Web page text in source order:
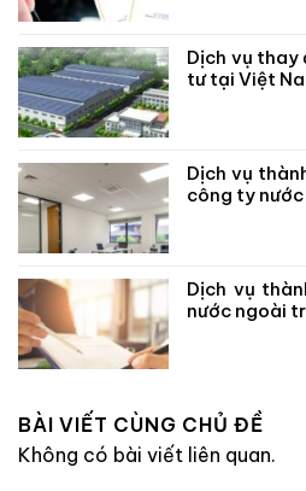
Dịch vụ thay
tư tại Việt
Dịch vụ
công ty
Dịch vụ
nước ngoài
BÀI VIẾT CÙNG CHỦ ĐỀ
Không có bài viết liên quan.